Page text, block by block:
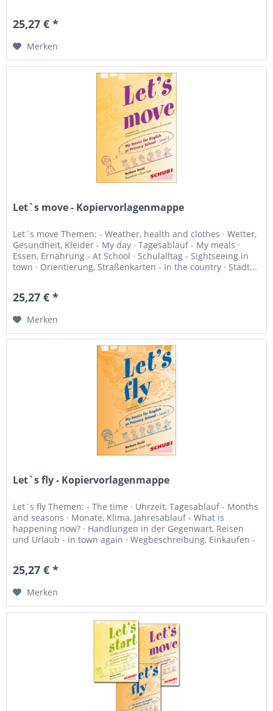
25,27 € *
Merken
Let`s move - Kopiervorlagenmappe
Let´s move Themen: - Weather, health and clothes · Wetter,
Gesundheit, Kleider - My day · Tagesablauf - My meals ·
Essen, Ernährung - At School · Schulalltag - Sightseeing in
town · Orientierung, Straßenkarten - In the country · Stadt...
25,27 € *
Merken
Let`s fly - Kopiervorlagenmappe
Let´s fly Themen: - The time · Uhrzeit, Tagesablauf - Months
and seasons · Monate, Klima, Jahresablauf - What is
happening now? · Handlungen in der Gegenwart, Reisen
und Urlaub - In town again · Wegbeschreibung, Einkaufen -
25,27 € *
Merken